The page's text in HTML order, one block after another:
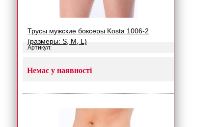
Трусы мужские боксеры Kosta 1006-2
(размеры: S, M, L)
Артикул:
Немає у наявності